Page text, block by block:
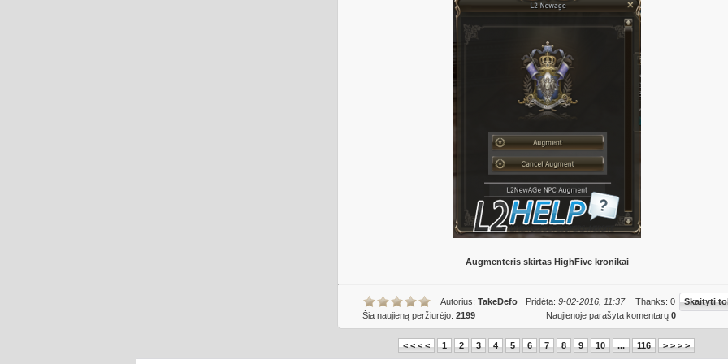
Augmenteris skirtas HighFive kronikai
Autorius: TakeDefo Pridėta: 9-02-2016, 11:37 Thanks: 0
Skaityti
Šia naujieną peržiurėjo: 2199 Naujienoje parašyta komentarų 0
< < < < 1 2 3 4 5 6 7 8 9 10 ... 116 > > > >